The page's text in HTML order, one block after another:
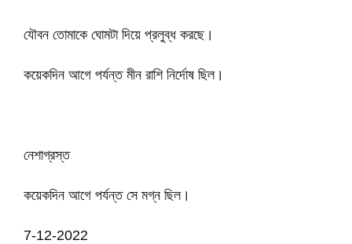
যৌবন তোমাকে ঘোমটা দিয়ে প্রলুব্ধ করছে।
কয়েকদিন আগে পর্যন্ত মীন রাশি নির্দোষ ছিল।
নেশাগ্রস্ত
কয়েকদিন আগে পর্যন্ত সে মগ্ন ছিল।
7-12-2022